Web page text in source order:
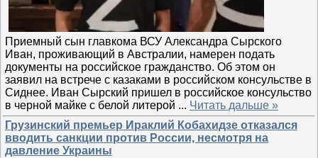
Приемный сын главкома ВСУ Александра Сырского
Иван, проживающий в Австралии, намерен подать
документы на российское гражданство. Об этом он
заявил на встрече с казаками в российском консульстве в
Сиднее. Иван Сырский пришел в российское консульство
в черной майке с белой литерой ... Читать дальше »
Грузинский премьер Ираклий Кобахидзе отказался
вводить санкции против России, несмотря на
давление Украины